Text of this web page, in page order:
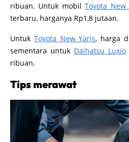
ribuan. Untuk mobilToyota New
terbaru, harganya Rp1,8 jutaan.
Untuk Toyota New Yaris, harga
sementara untuk Daihatsu Luxio
ribuan.
Tips merawat